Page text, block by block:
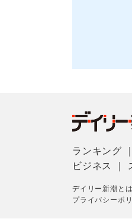
ランキング
ビジネス
デイリー新潮とは
プライバシーポ